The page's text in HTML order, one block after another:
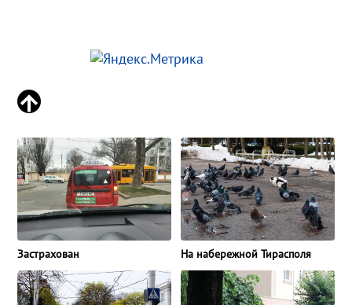
Застрахован На набережной Тирасполя